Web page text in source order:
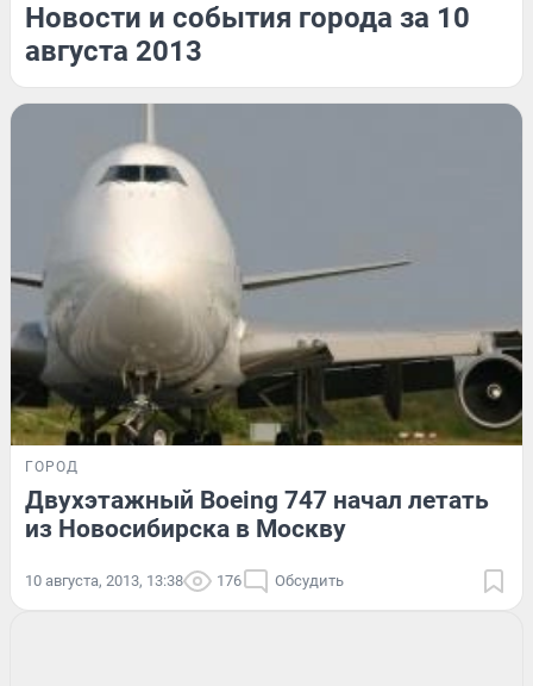
Новости и события города за 10
августа 2013
ГОРОД
Двухэтажный Boeing 747 начал летать
из Новосибирска в Москву
10 августа, 2013, 13:38 176 Обсудить